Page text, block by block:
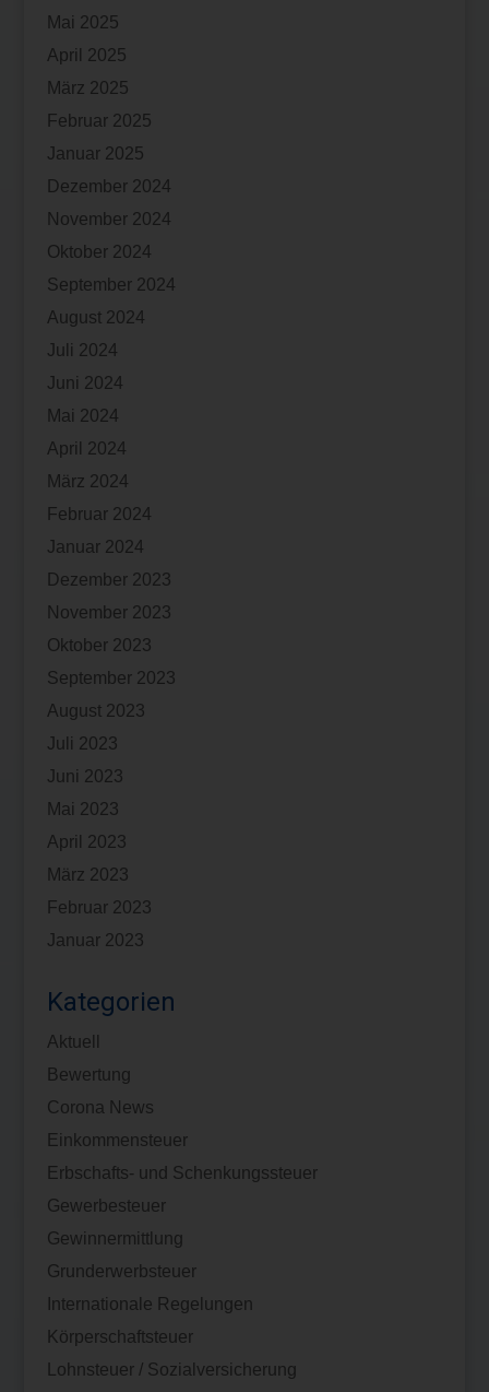
Mai 2025
April 2025
März 2025
Februar 2025
Januar 2025
Dezember 2024
November 2024
Oktober 2024
September 2024
August 2024
Juli 2024
Juni 2024
Mai 2024
April 2024
März 2024
Februar 2024
Januar 2024
Dezember 2023
November 2023
Oktober 2023
September 2023
August 2023
Juli 2023
Juni 2023
Mai 2023
April 2023
März 2023
Februar 2023
Januar 2023
Kategorien
Aktuell
Bewertung
Corona News
Einkommensteuer
Erbschafts- und Schenkungssteuer
Gewerbesteuer
Gewinnermittlung
Grunderwerbsteuer
Internationale Regelungen
Körperschaftsteuer
Lohnsteuer / Sozialversicherung